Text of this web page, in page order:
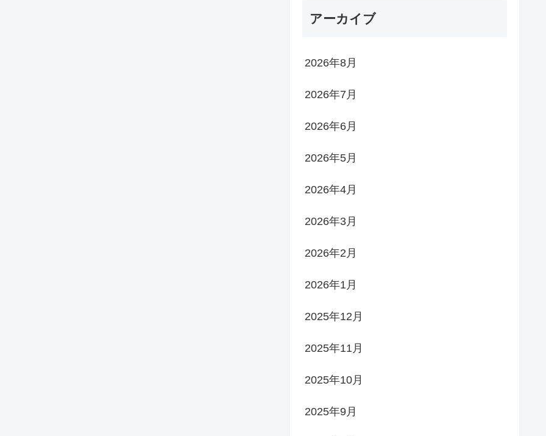
アーカイブ
2026年8月
2026年7月
2026年6月
2026年5月
2026年4月
2026年3月
2026年2月
2026年1月
2025年12月
2025年11月
2025年10月
2025年9月